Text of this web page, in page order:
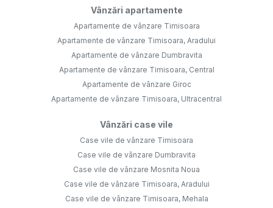
Vânzări apartamente
Apartamente de vânzare Timisoara
Apartamente de vânzare Timisoara, Aradului
Apartamente de vânzare Dumbravita
Apartamente de vânzare Timisoara, Central
Apartamente de vânzare Giroc
Apartamente de vânzare Timisoara, Ultracentral
Vânzări case vile
Case vile de vânzare Timisoara
Case vile de vânzare Dumbravita
Case vile de vânzare Mosnita Noua
Case vile de vânzare Timisoara, Aradului
Case vile de vânzare Timisoara, Mehala